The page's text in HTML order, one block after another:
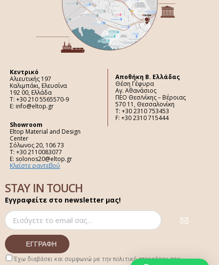
Κεντρικό
Αλιευτικής 197
Καλιμπάκι, Ελευσίνα
192 00, Ελλάδα
Τ: +30 210 5565570-9
E: info@eltop.gr
Showroom
Eltop Material and Design
Center
Σόλωνος 20, 106 73
Τ: +30 2110083077
E: solonos20@eltop.gr
Κλείστε ραντεβού
Aποθήκη Β. Ελλάδας
Θέση Γέφυρα
Αγ. Αθανάσιος
ΠΕΟ Θεσ/νίκης – Βέροιας
570 11, Θεσσαλονίκη
Τ: +30 2310 753453
F: +30 2310 715444
STAY IN TOUCH
Εγγραφείτε στο newsletter μας!
Έχω διαβάσει και συμφωνώ με την πολιτική απορρήτου της